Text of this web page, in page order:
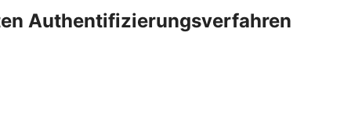
Authentifizierungsverfahren